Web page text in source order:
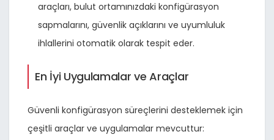
araçları, bulut ortamınızdaki konfigürasyon
sapmalarını, güvenlik açıklarını ve uyumluluk
ihlallerini otomatik olarak tespit eder.
En İyi Uygulamalar ve Araçlar
Güvenli konfigürasyon süreçlerini desteklemek için
çeşitli araçlar ve uygulamalar mevcuttur: